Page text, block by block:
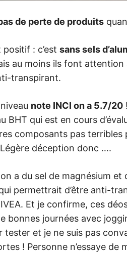
de perte de produits
: c’est sans sels
au moins ils font
transpirant.
note INCI on a 5.7/20
BHT qui est en cours
composants pas terribles
déception donc ….
a du sel de magnésium
permettrait d’être anti-
Et je confirme, ces
bonnes journées avec
tester et je ne suis pas
! Personne n’essaye